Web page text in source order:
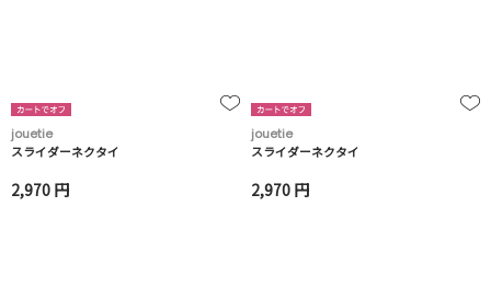
jouetie
スライダーネクタイ
2,970 円
jouetie
スライダーネクタイ
2,970 円